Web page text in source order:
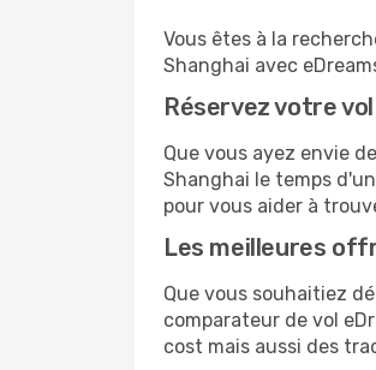
Vous êtes à la
Shanghai avec
Réservez votre
Que vous ayez envie
Shanghai le temps
pour vous aider à
Les meilleures
Que vous souhaitiez
comparateur de vol
cost mais aussi des